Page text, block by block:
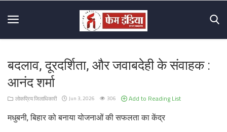
Home
About
Us
Mission
बदलाव, दूरदर्शिता, और जवाबदेही के संवाहक :
आनंद शर्मा
लोकप्रिय जिलाधिकारी Jun 3, 2026 306
Add to Reading List
मधुबनी, बिहार को बनाया योजनाओं की सफलता का केंद्र